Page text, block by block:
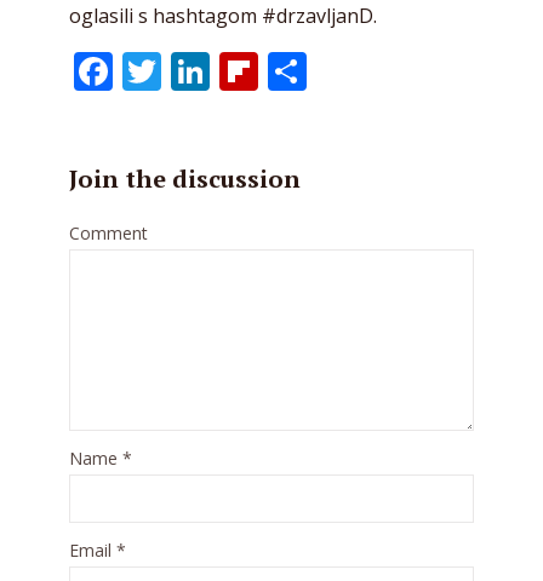
oglasili s hashtagom #drzavljanD.
Facebook
Twitter
LinkedIn
Flipboard
Join the discussion
Comment
Name *
Email *